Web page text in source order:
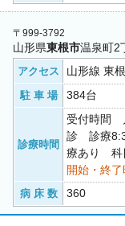
〒999-3792
山形県東根市温泉町2
アクセス 山形線 東
駐 車 場 384台
診療時間
受付時間
診 診療
療あり 科
開始・終
病 床 数 360